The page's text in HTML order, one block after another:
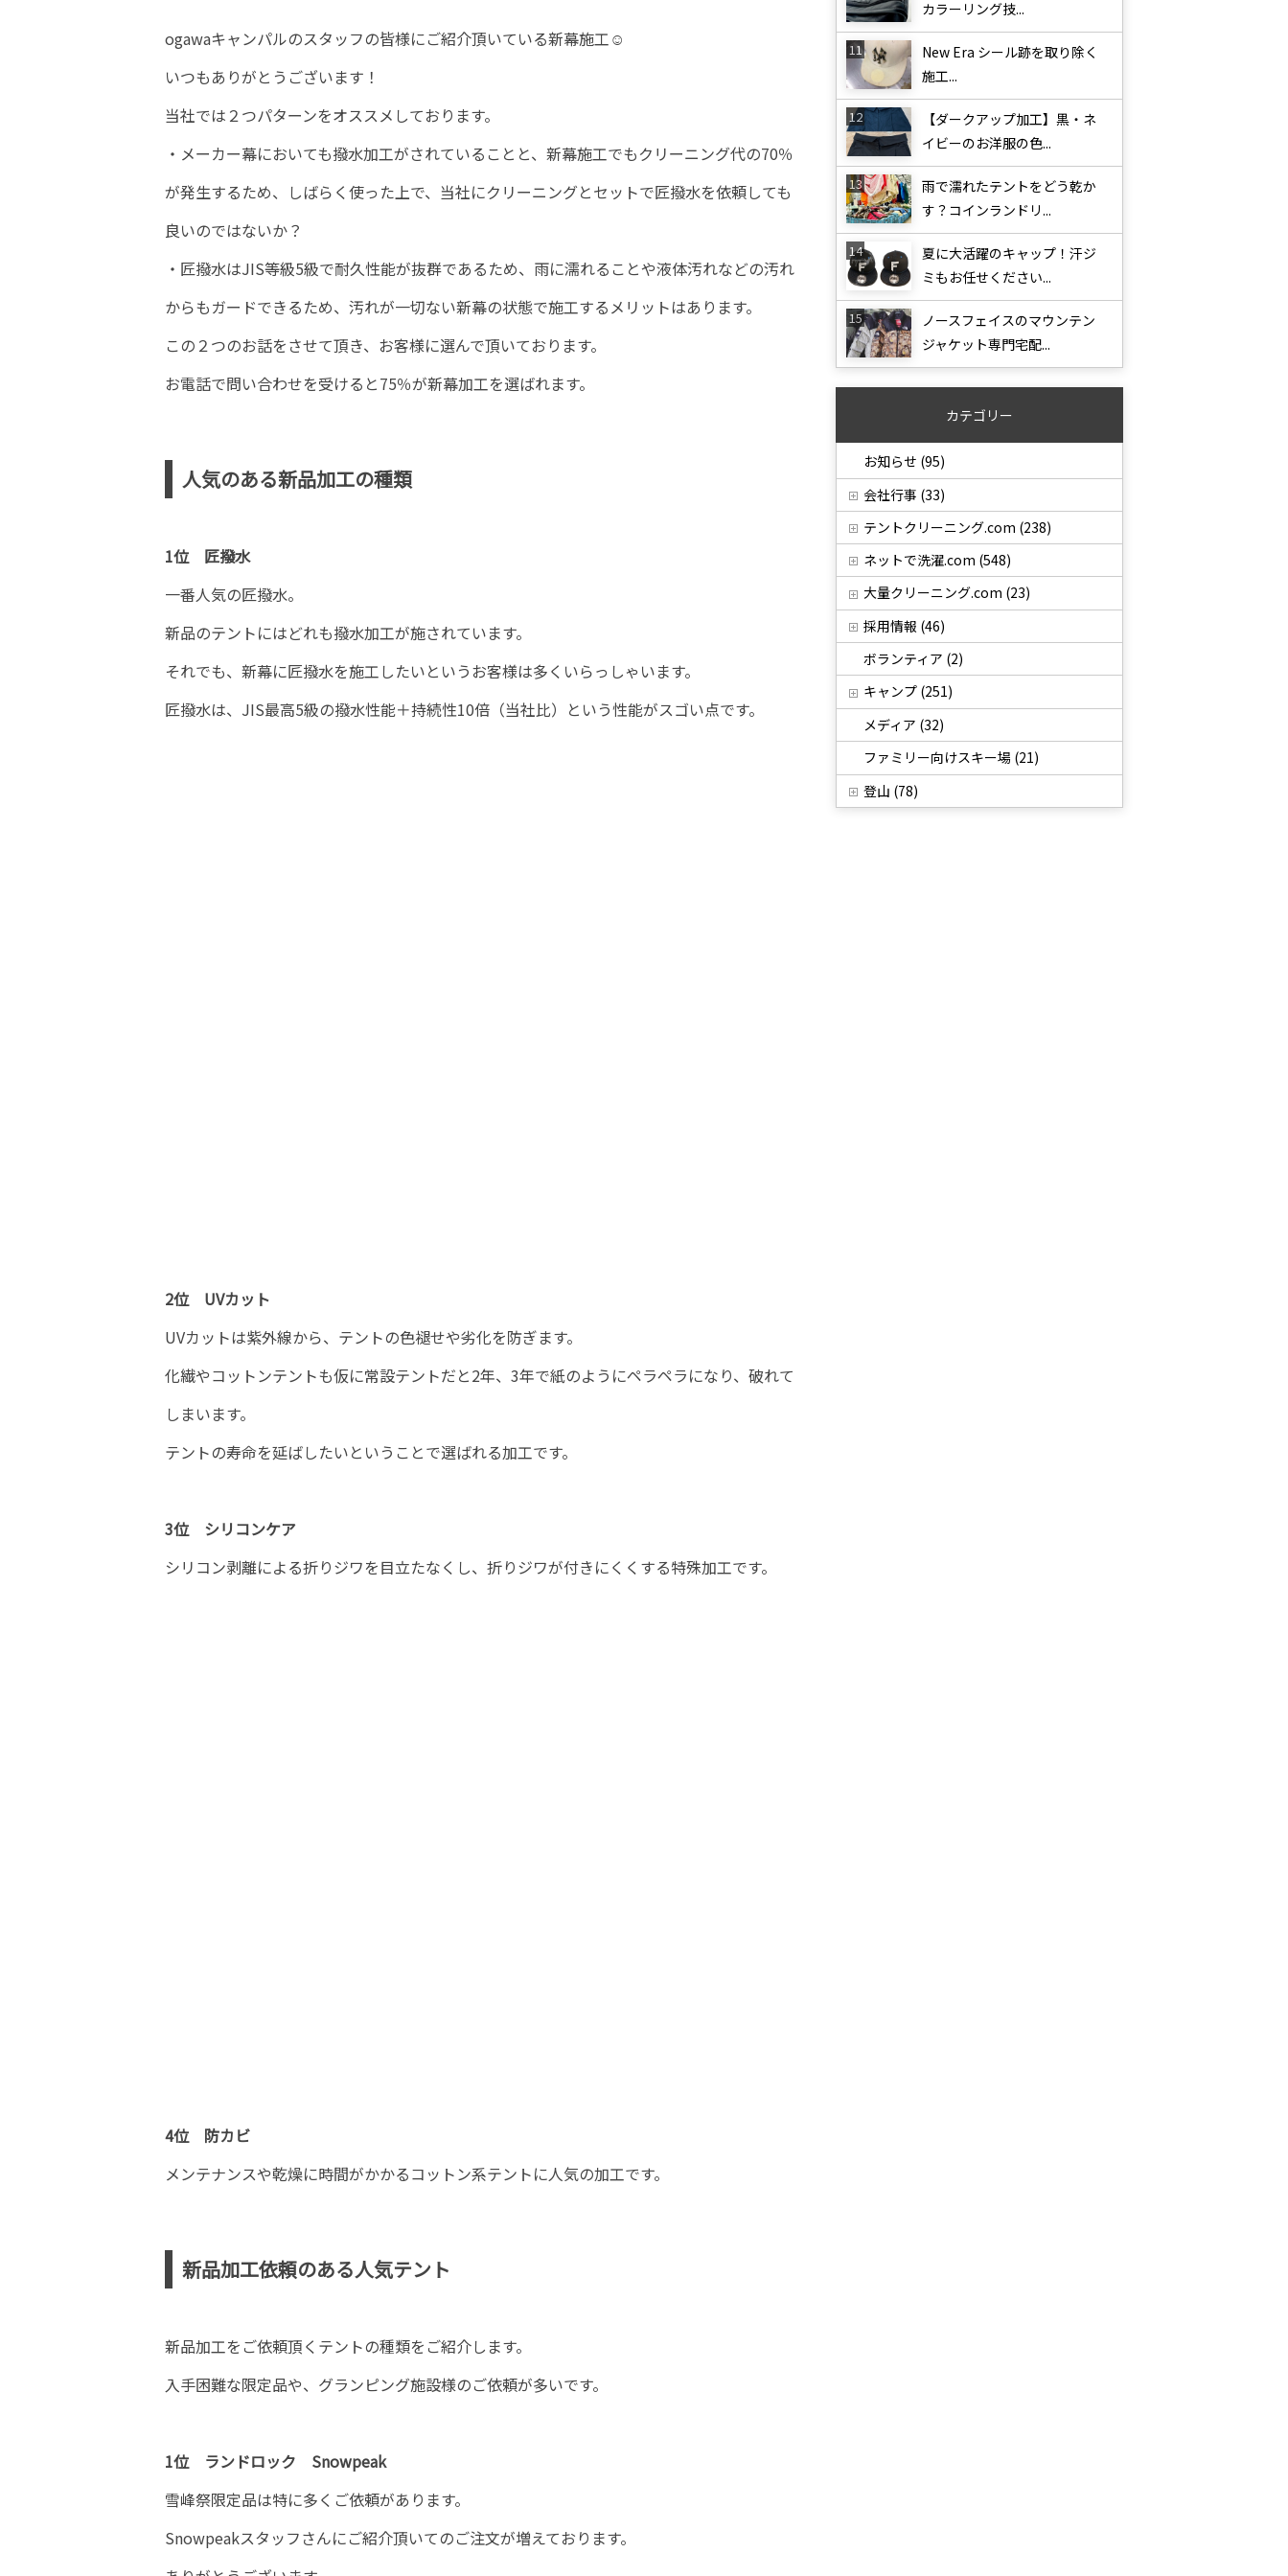
ogawaキャンパルのスタッフの皆様にご紹介頂いている新幕施工☺
いつもありがとうございます！
当社では２つパターンをオススメしております。
・メーカー幕においても撥水加工がされていることと、新幕施工でもクリーニング代の70％
が発生するため、しばらく使った上で、当社にクリーニングとセットで匠撥水を依頼しても
良いのではないか？
・匠撥水はJIS等級5級で耐久性能が抜群であるため、雨に濡れることや液体汚れなどの汚れ
からもガードできるため、汚れが一切ない新幕の状態で施工するメリットはあります。
この２つのお話をさせて頂き、お客様に選んで頂いております。
お電話で問い合わせを受けると75％が新幕加工を選ばれます。
人気のある新品加工の種類
1位 匠撥水
一番人気の匠撥水。
新品のテントにはどれも撥水加工が施されています。
それでも、新幕に匠撥水を施工したいというお客様は多くいらっしゃいます。
匠撥水は、JIS最高5級の撥水性能＋持続性10倍（当社比）という性能がスゴい点です。
2位 UVカット
UVカットは紫外線から、テントの色褪せや劣化を防ぎます。
化繊やコットンテントも仮に常設テントだと2年、3年で紙のようにペラペラになり、破れて
しまいます。
テントの寿命を延ばしたいということで選ばれる加工です。
3位 シリコンケア
シリコン剥離による折りジワを目立たなくし、折りジワが付きにくくする特殊加工です。
4位 防カビ
メンテナンスや乾燥に時間がかかるコットン系テントに人気の加工です。
新品加工依頼のある人気テント
新品加工をご依頼頂くテントの種類をご紹介します。
入手困難な限定品や、グランピング施設様のご依頼が多いです。
1位 ランドロック Snowpeak
雪峰祭限定品は特に多くご依頼があります。
Snowpeakスタッフさんにご紹介頂いてのご注文が増えております。
カラーリング技...
New Era シール跡を取り除く
施工...
【ダークアップ加工】黒・ネ
イビーのお洋服の色...
雨で濡れたテントをどう乾か
す？コインランドリ...
夏に大活躍のキャップ！汗ジ
ミもお任せください...
ノースフェイスのマウンテン
ジャケット専門宅配...
カテゴリー
お知らせ (95)
会社行事 (33)
テントクリーニング.com (238)
ネットで洗濯.com (548)
大量クリーニング.com (23)
採用情報 (46)
ボランティア (2)
キャンプ (251)
メディア (32)
ファミリー向けスキー場 (21)
登山 (78)